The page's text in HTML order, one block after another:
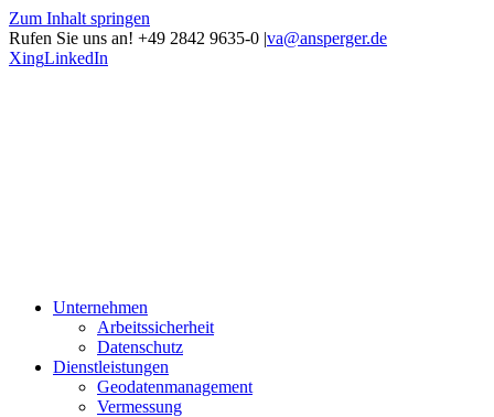
Zum Inhalt springen
Rufen Sie uns an! +49 2842 9635-0 |va@ansperger.de
XingLinkedIn
Unternehmen
Arbeitssicherheit
Datenschutz
Dienstleistungen
Geodatenmanagement
Vermessung